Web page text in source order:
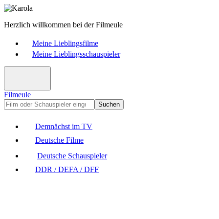
Herzlich willkommen bei der Filmeule
Meine Lieblingsfilme
Meine Lieblingsschauspieler
Filmeule
Suchen
Demnächst im TV
Deutsche Filme
Deutsche Schauspieler
DDR / DEFA / DFF